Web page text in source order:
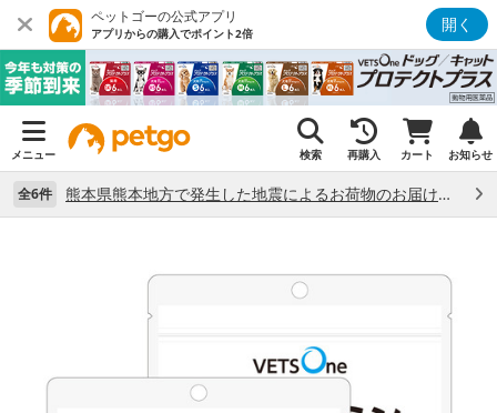
ペットゴーの公式アプリ
アプリからの購入でポイント2倍 開く
メニュー 検索 再購入 カート お知らせ
全6件 熊本県熊本地方で発生した地震によるお荷物のお届け状況について （7/28）